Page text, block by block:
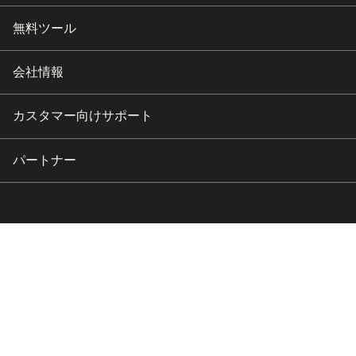
無料ツール
会社情報
カスタマー向けサポート
パートナー